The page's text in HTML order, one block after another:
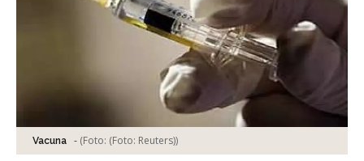
Vacuna - (Foto: (Foto: Reuters))